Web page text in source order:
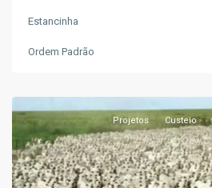
Estancinha
Ordem Padrão
Projetos Custeio